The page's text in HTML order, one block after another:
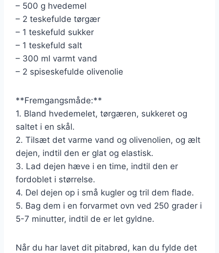
– 500 g hvedemel
– 2 teskefulde tørgær
– 1 teskefuld sukker
– 1 teskefuld salt
– 300 ml varmt vand
– 2 spiseskefulde olivenolie
**Fremgangsmåde:**
1. Bland hvedemelet, tørgæren, sukkeret og
saltet i en skål.
2. Tilsæt det varme vand og olivenolien, og ælt
dejen, indtil den er glat og elastisk.
3. Lad dejen hæve i en time, indtil den er
fordoblet i størrelse.
4. Del dejen op i små kugler og tril dem flade.
5. Bag dem i en forvarmet ovn ved 250 grader i
5-7 minutter, indtil de er let gyldne.
Når du har lavet dit pitabrød, kan du fylde det